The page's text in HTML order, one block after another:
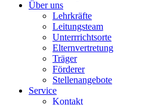
Über uns
Lehrkräfte
Leitungsteam
Unterrrichtsorte
Elternvertretung
Träger
Förderer
Stellenangebote
Service
Kontakt